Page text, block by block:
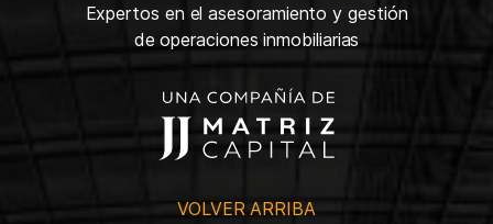
Expertos en el asesoramiento y gestión
de operaciones inmobiliarias
VOLVER ARRIBA